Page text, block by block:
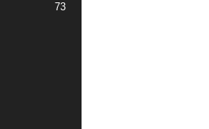
73